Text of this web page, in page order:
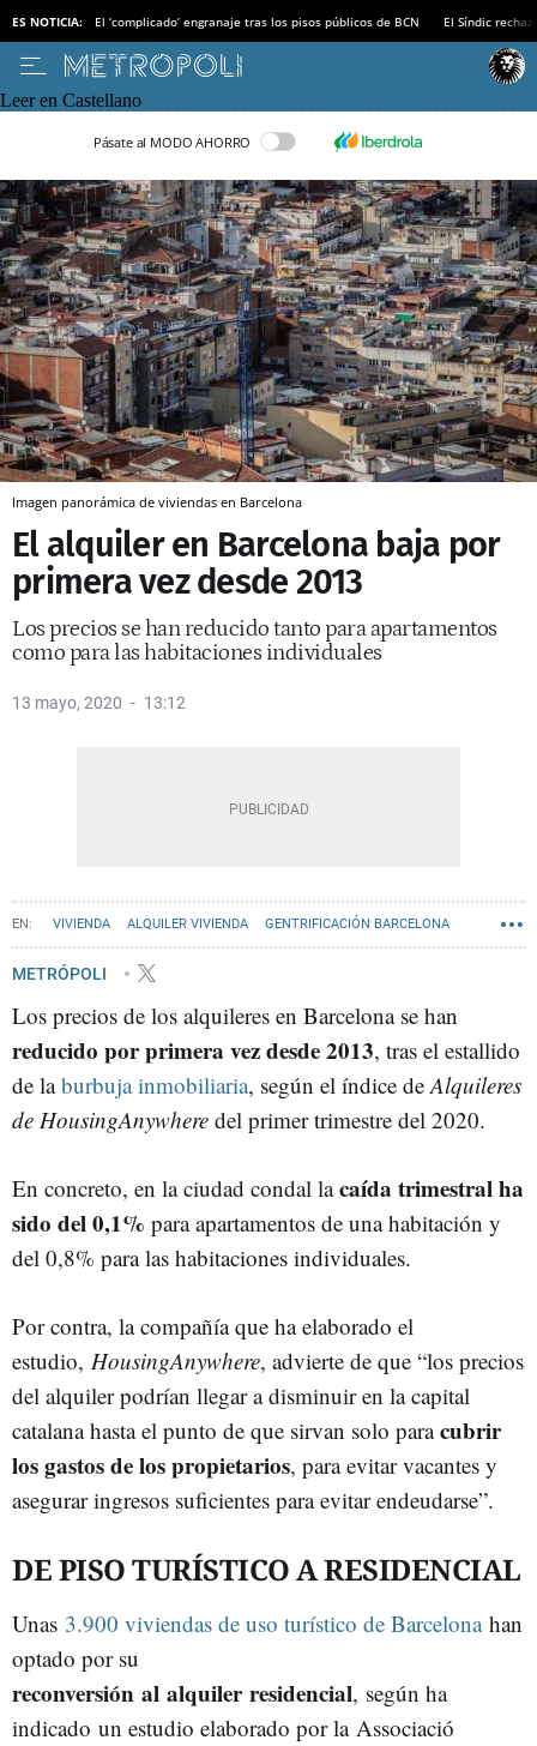
ES NOTICIA: El ‘complicado’ engranaje tras los pisos públicos de BCN El Síndic
Leer en Castellano
Pásate al MODO AHORRO
Imagen panorámica de viviendas en Barcelona
El alquiler en Barcelona baja por
primera vez desde 2013
Los precios se han reducido tanto para apartamentos
como para las habitaciones individuales
13 mayo, 2020 13:12
VIVIENDA ALQUILER VIVIENDA GENTRIFICACIÓN BARCELONA
METRÓPOLI
Los precios de los alquileres en Barcelona se han
reducido por primera vez desde 2013, tras el estallido
de laburbuja inmobiliaria, según el índice deAlquileres
de HousingAnywhere del primer trimestre del 2020.
En concreto, en la ciudad condal lacaída trimestral ha
sido del 0,1% para apartamentos de una habitación y
del 0,8% para las habitaciones individuales.
Por contra, la compañía que ha elaborado el
estudio, HousingAnywhere, advierte de que “los precios
del alquiler podrían llegar a disminuir en la capital
catalana hasta el punto de que sirvan solo paracubrir
los gastos de los propietarios, para evitar vacantes y
asegurar ingresos suficientes para evitar endeudarse”.
DE PISO TURÍSTICO A RESIDENCIAL
Unas 3.900 viviendas de uso turístico de Barcelonahan
optado por su
reconversión al alquiler residencial, según ha
indicado un estudio elaborado por la Associació